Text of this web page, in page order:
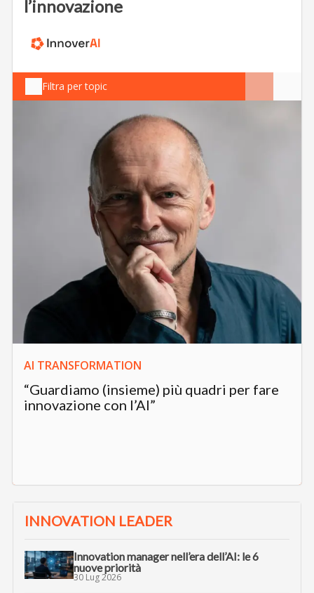
l’innovazione
Filtra per topic
AI TRANSFORMATION
“Guardiamo (insieme) più quadri per fare
innovazione con l’AI”
INNOVATION LEADER
Innovation manager nell’era dell’AI: le 6
nuove priorità
30 Lug 2026